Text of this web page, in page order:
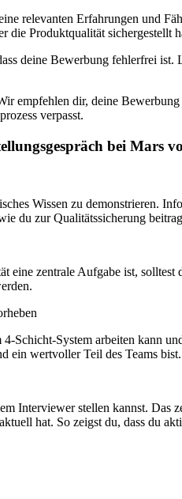
relevanten Erfahrungen und
die Produktqualität sichergestellt
deine Bewerbung fehlerfrei
empfehlen dir, deine
verpasst.
bei Mars
Wissen zu demonstrieren.
du zur Qualitätssicherung
eine zentrale Aufgabe ist,
Schicht-System arbeiten kann
ein wertvoller Teil des Teams bist.
Interviewer stellen kannst. Das
hat. So zeigst du, dass du